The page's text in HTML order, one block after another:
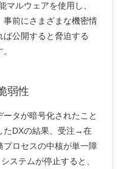
マルウェアを使用し、
前にさまざまな機密情
公開すると脅迫する
弱性
タが暗号化されたこと
たDXの結果、受注→在
ロセスの中核が単一障
ステムが停止すると、